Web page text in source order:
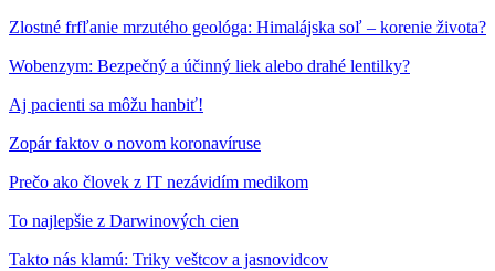
Zlostné frfľanie mrzutého geológa: Himalájska soľ – korenie života?
Wobenzym: Bezpečný a účinný liek alebo drahé lentilky?
Aj pacienti sa môžu hanbiť!
Zopár faktov o novom koronavíruse
Prečo ako človek z IT nezávidím medikom
To najlepšie z Darwinových cien
Takto nás klamú: Triky veštcov a jasnovidcov